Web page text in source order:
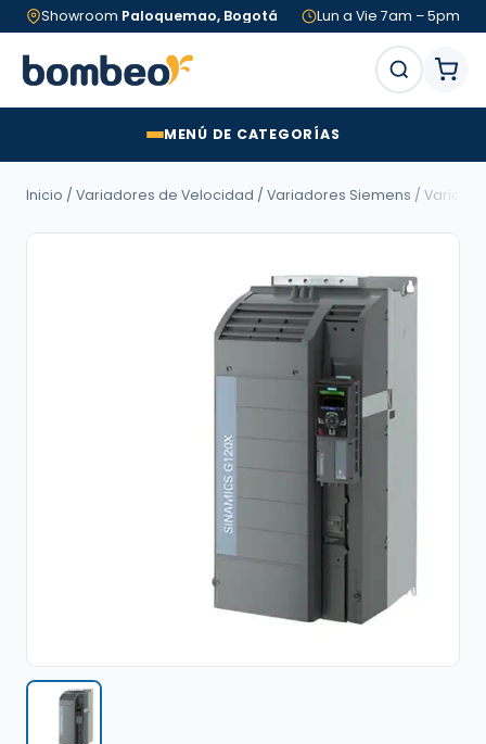
Showroom Paloquemao, Bogotá Lun a Vie 7am – 5pm
MENÚ DE CATEGORÍAS
Inicio / Variadores de Velocidad / Variadores Siemens /